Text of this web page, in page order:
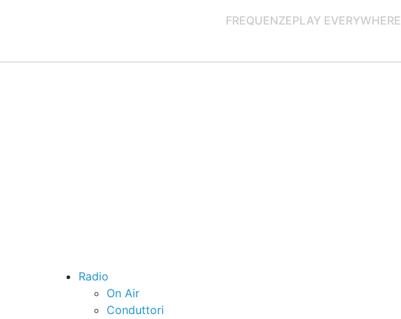
FREQUENZEPLAY EVERYWHERE
Radio
On Air
Conduttori